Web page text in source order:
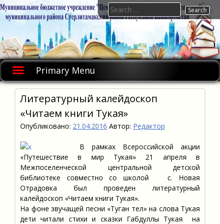
Skip
to
Primary Menu
Search
for:
Литературный калейдоскоп
«Читаем книги Тукая»
Опубликовано: 21.04.2016 Автор: Редактор
В рамках Всероссийской акции
«Путешествие в мир Тукая» 21 апреля в
Межпоселенческой центральной детской
библиотеке совместно со школой с. Новая
Отрадовка был проведен литературный
калейдоскоп «Читаем книги Тукая».
На фоне звучащей песни «Туган тел» на слова Тукая
дети читали стихи и сказки Габдуллы Тукая на